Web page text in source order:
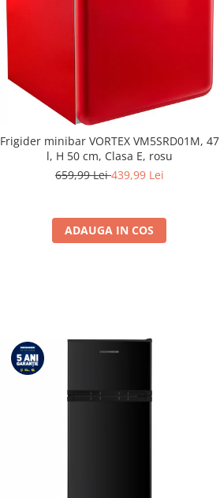
Frigider minibar VORTEX VM5SRD01M, 47
l, H 50 cm, Clasa E, rosu
659,99 Lei439,99 Lei
ADAUGA IN COS